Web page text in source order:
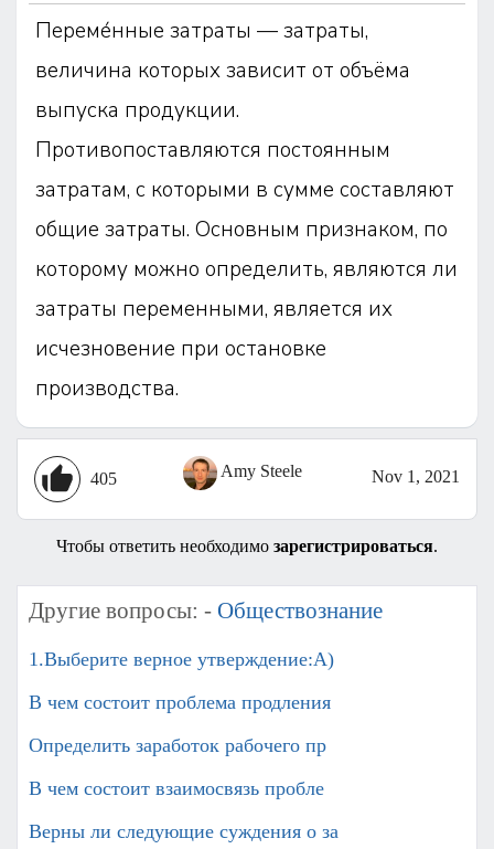
Переме́нные затраты — затраты,
величина которых зависит от объёма
выпуска продукции.
Противопоставляются постоянным
затратам, с которыми в сумме составляют
общие затраты. Основным признаком, по
которому можно определить, являются ли
затраты переменными, является их
исчезновение при остановке
производства.
405 Amy Steele Nov 1, 2021
Чтобы ответить необходимо зарегистрироваться.
Другие вопросы: - Обществознание
1.Выберите верное утверждение:А)
В чем состоит проблема продления
Определить заработок рабочего пр
В чем состоит взаимосвязь пробле
Верны ли следующие суждения о за